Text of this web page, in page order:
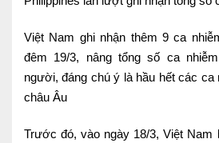
Việt Nam ghi nhận thêm 9 ca
đêm 19/3, nâng tổng số ca
người, đáng chú ý là hầu hết các
châu Âu
Trước đó, vào ngày 18/3, Việt Nam